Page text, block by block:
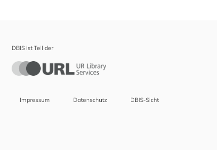
DBIS ist Teil der
Impressum Datenschutz DBIS-Sicht